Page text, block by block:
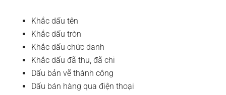
Khắc dấu tên
Khắc dấu tròn
Khắc dấu chức danh
Khắc dấu đã thu, đã chi
Dấu bản vẽ thành công
Dấu bán hàng qua điện thoại